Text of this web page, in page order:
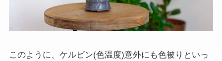
このように、ケルビン(色温度)意外にも色被りといっ